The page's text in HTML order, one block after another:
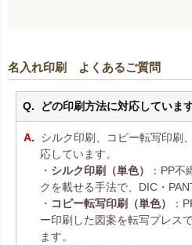
名入れ印刷 よくあるご質問
どの印刷方法に対応していま
シルク印刷、コピー転写印刷
応しています。
・ シルク印刷（単色）
：PP
クを載せる手法で、DIC・
・ コピー転写印刷（単色）
：
ー印刷した図案を転写プレス
ます。